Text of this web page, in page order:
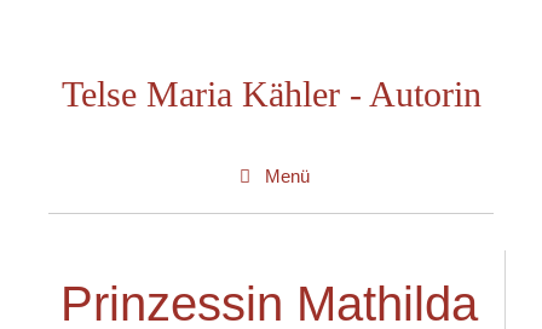
springenTelse Maria Kähler - Autorin
Menü
Prinzessin Mathilda